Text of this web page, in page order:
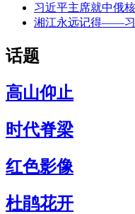
习近平主席就中俄
湘江永远记得——习
话题
高山仰止
时代脊梁
红色影像
杜鹃花开